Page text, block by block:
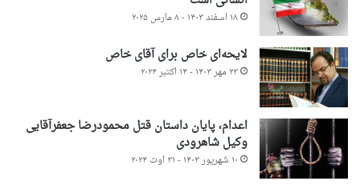
۱۸ اسفند ۱۴۰۳ - ۸ مارس ۲۰۲۵
لایحه‌ای خاص برای آقای خاص
۲۳ مهر ۱۴۰۳ - ۱۴ اکتبر ۲۰۲۴
اعدام، پایان داستان قتل محمودرضا جعفرآقایی
وکیل شاهرودی
۱۰ شهریور ۱۴۰۳ - ۳۱ اوت ۲۰۲۴